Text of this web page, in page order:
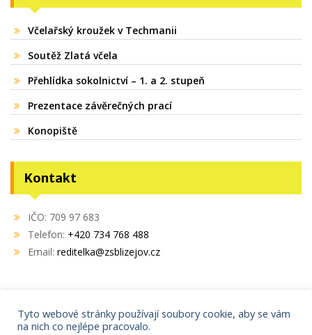
Včelařský kroužek v Techmanii
Soutěž Zlatá včela
Přehlídka sokolnictví – 1. a 2. stupeň
Prezentace závěrečných prací
Konopiště
Kontakt
IČO: 709 97 683
Telefon: +420 734 768 488
Email: reditelka@zsblizejov.cz
Tyto webové stránky používají soubory cookie, aby se vám
na nich co nejlépe pracovalo.